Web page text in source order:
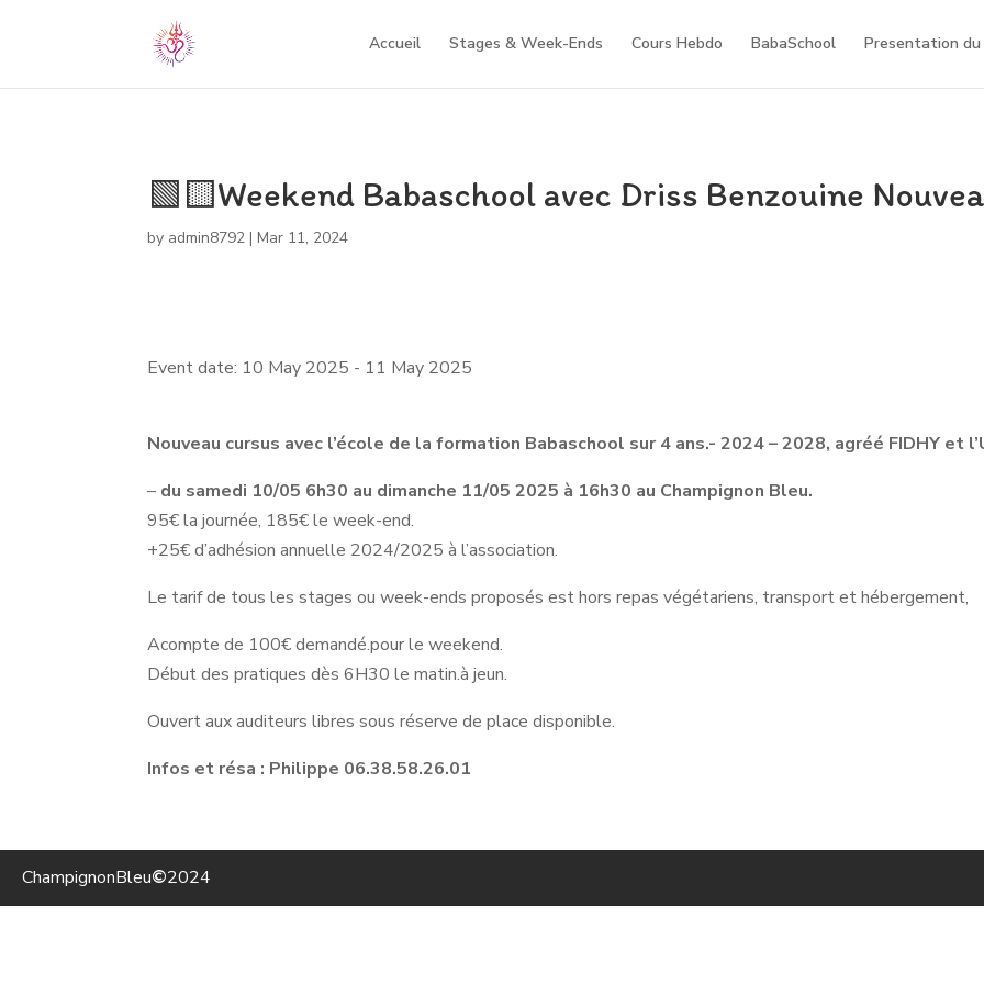
Accueil Stages & Week-Ends Cours Hebdo BabaSchool Presentation du
🟩🟨Weekend Babaschool avec Driss Benzouine
by admin8792 |Mar 11, 2024
Event date: 10 May 2025 - 11 May 2025
Nouveau cursus avec l’école de la formation Babaschool sur 4 ans.- 2024 – 2028, agréé FIDHY et
– du samedi 10/05 6h30 au dimanche 11/05 2025 à 16h30 au Champignon Bleu.
95€ la journée, 185€ le week-end.
+25€ d’adhésion annuelle 2024/2025 à l’association.
Le tarif de tous les stages ou week-ends proposés est hors repas végétariens, transport et hébergement,
Acompte de 100€ demandé.pour le weekend.
Début des pratiques dès 6H30 le matin.à jeun.
Ouvert aux auditeurs libres sous réserve de place disponible.
Infos et résa : Philippe 06.38.58.26.01
ChampignonBleu©2024